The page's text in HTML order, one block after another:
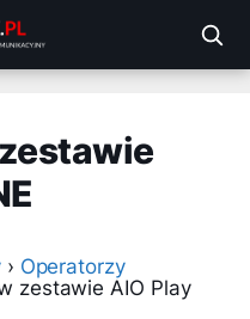
› Operatorzy
zestawie AIO Play